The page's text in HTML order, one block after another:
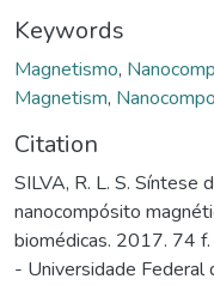
Keywords
Magnetismo,
Magnetism,
Citation
SILVA, R. L. S. Síntese
nanocompósito
biomédicas. 2017. 74
- Universidade Federal